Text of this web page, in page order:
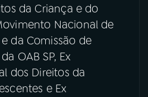
da Criança e do
Nacional de
da Comissão de
OAB SP, Ex
dos Direitos da
e Ex